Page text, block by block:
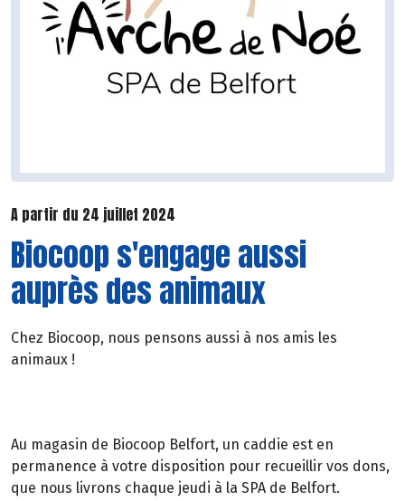
A partir du 24 juillet 2024
Biocoop s'engage aussi
auprès des animaux
Chez Biocoop, nous pensons aussi à nos amis les
animaux !
Au magasin de Biocoop Belfort, un caddie est en
permanence à votre disposition pour recueillir vos dons,
que nous livrons chaque jeudi à la SPA de Belfort.